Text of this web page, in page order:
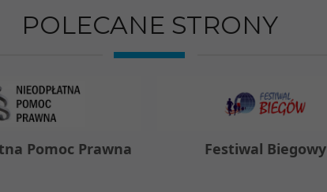
POLECANE STRONY
Pomoc Prawna Festiwal Biegowy